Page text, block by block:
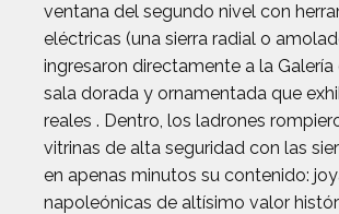
ventana del segundo nivel con
eléctricas (una sierra radial o
ingresaron directamente a la Galería
sala dorada y ornamentada que
reales . Dentro, los ladrones
vitrinas de alta seguridad con las
en apenas minutos su contenido:
napoleónicas de altísimo valor